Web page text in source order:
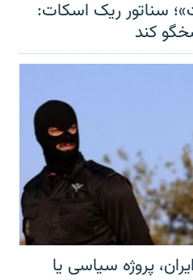
سناتور ریک اسکات:
کند
پروژه سیاسی یا